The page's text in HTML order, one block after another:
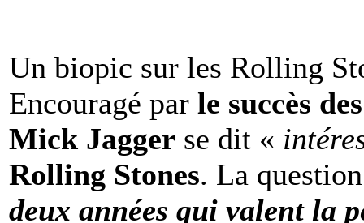
Un biopic sur les Rolling
Encouragé par le succès
Mick Jagger se dit «
Rolling Stones. La
deux années qui valent la